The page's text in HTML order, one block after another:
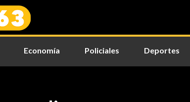
Economía Policiales Deportes